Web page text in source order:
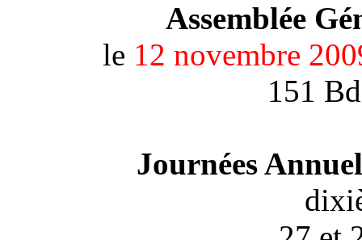
Assemblée
le 12 novembre
151
Journées